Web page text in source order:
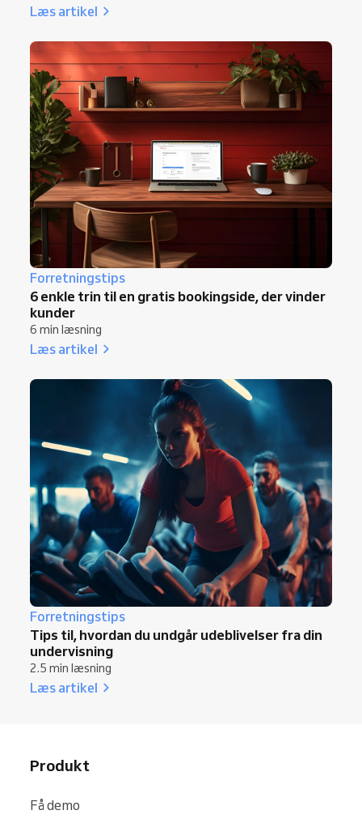
Læs artikel
Forretningstips
6 enkle trin til en gratis bookingside, der vinder
kunder
6 min læsning
Læs artikel
Forretningstips
Tips til, hvordan du undgår udeblivelser fra din
undervisning
2.5 min læsning
Læs artikel
Produkt
Få demo